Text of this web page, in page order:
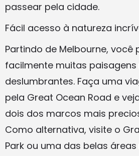
passear pela cidade.
Fácil acesso à natureza
Partindo de Melbourne, você
facilmente muitas paisagens
deslumbrantes. Faça uma
pela Great Ocean Road e
dois dos marcos mais
Como alternativa, visite o
Park ou uma das belas